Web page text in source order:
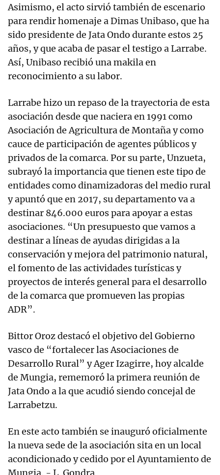
Asimismo, el acto sirvió también de escenario
para rendir homenaje a Dimas Unibaso, que ha
sido presidente de Jata Ondo durante estos 25
años, y que acaba de pasar el testigo a Larrabe.
Así, Unibaso recibió una makila en
reconocimiento a su labor.
Larrabe hizo un repaso de la trayectoria de esta
asociación desde que naciera en 1991 como
Asociación de Agricultura de Montaña y como
cauce de participación de agentes públicos y
privados de la comarca. Por su parte, Unzueta,
subrayó la importancia que tienen este tipo de
entidades como dinamizadoras del medio rural
y apuntó que en 2017, su departamento va a
destinar 846.000 euros para apoyar a estas
asociaciones. “Un presupuesto que vamos a
destinar a líneas de ayudas dirigidas a la
conservación y mejora del patrimonio natural,
el fomento de las actividades turísticas y
proyectos de interés general para el desarrollo
de la comarca que promueven las propias
ADR”.
Bittor Oroz destacó el objetivo del Gobierno
vasco de “fortalecer las Asociaciones de
Desarrollo Rural” y Ager Izagirre, hoy alcalde
de Mungia, rememoró la primera reunión de
Jata Ondo a la que acudió siendo concejal de
Larrabetzu.
En este acto también se inauguró oficialmente
la nueva sede de la asociación sita en un local
acondicionado y cedido por el Ayuntamiento de